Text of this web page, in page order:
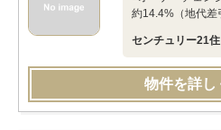
約14.4%（地代差
センチュリー21
物件を詳し